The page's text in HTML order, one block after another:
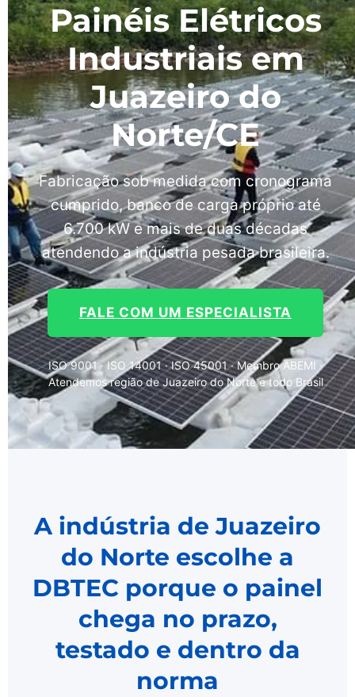
Painéis Elétricos
Industriais em
Juazeiro do
Norte/CE
Fabricação sob medida com cronograma
cumprido, banco de carga próprio até
6.700 kW e mais de duas décadas
atendendo a indústria pesada brasileira.
FALE COM UM ESPECIALISTA
ISO 9001 · ISO 14001 · ISO 45001 · Membro ABEMI ·
Atendemos região de Juazeiro do Norte e todo Brasil
A indústria de Juazeiro
do Norte escolhe a
DBTEC porque o painel
chega no prazo,
testado e dentro da
norma